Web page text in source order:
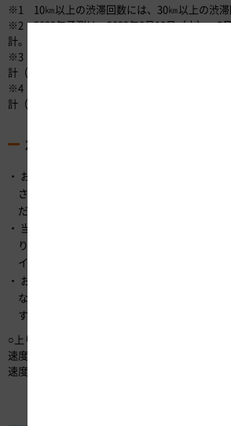
※1 10㎞以上の渋滞回数には、30㎞以上の渋滞
※2 2022年予測は、2022年8月10日（水）～8
計。
※3 2019年実績は、2019年8月8日（木）～8月
計（事故などの影響による渋滞を含む）。
※4 2021年実績は、2021年8月6日（金）～8月
計（事故などの影響による渋滞を含む）。
2. 渋滞緩和に向けたお願い
お客さまには、移動される日程をずらしたり
される時間帯の前後にずらしたりするなど、
だき、渋滞緩和にご協力をお願いします。
当社では、様々なツールで渋滞予測情報や道
りますので、出発前には道路交通情報をご確
イブ計画にお役立て下さい。詳細は、
お客さまのちょっとした心がけで、渋滞を緩
なドライブにつながりますので、以下のよう
す。
○上り坂でも同じ速度で走りましょう
速度低下にご注意を！
速度回復の表示を見たら、速度回復にご協力をお